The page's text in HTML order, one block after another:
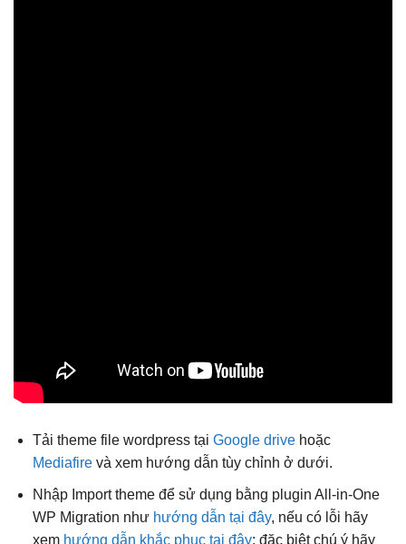
Tải theme file wordpress tại Google drivehoặc
Mediafirevà xem hướng dẫn tùy chỉnh ở dưới.
Nhập Import theme để sử dụng bằng plugin All-in-One
WP Migration như hướng dẫn tại đây, nếu có lỗi hãy
xem hướng dẫn khắc phục tại đây; đặc biệt chú ý hãy